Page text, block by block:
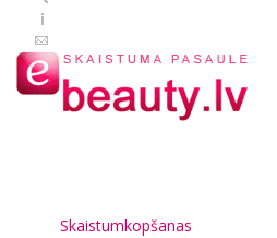
Skaistumkopšanas